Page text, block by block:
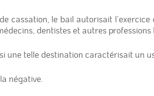
cassation, le bail autorisait l’exercice
dentistes et autres professions
une telle destination caractérisait un
négative.